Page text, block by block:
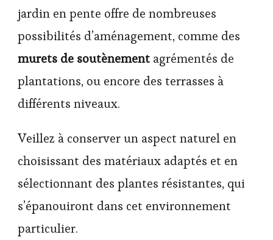
jardin en pente offre de nombreuses
possibilités d’aménagement, comme des
murets de soutènement agrémentés de
plantations, ou encore des terrasses à
différents niveaux.
Veillez à conserver un aspect naturel en
choisissant des matériaux adaptés et en
sélectionnant des plantes résistantes, qui
s’épanouiront dans cet environnement
particulier.